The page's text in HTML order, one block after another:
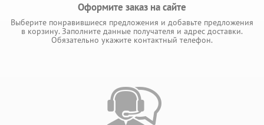
Оформите заказ на сайте
Выберите понравившиеся предложения и добавьте предложения
в корзину. Заполните данные получателя и адрес доставки.
Обязательно укажите контактный телефон.